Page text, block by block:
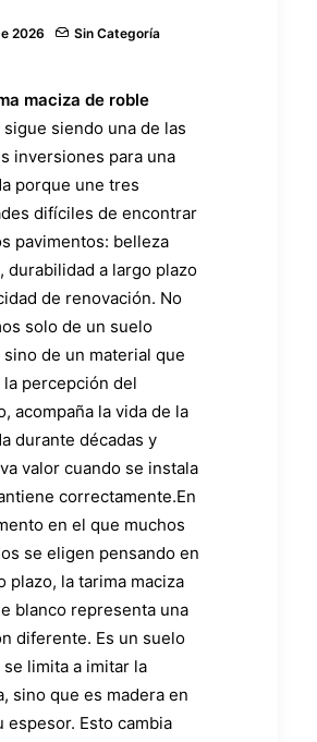
2026 Sin Categoría
maciza de roble
sigue siendo una de las
inversiones para una
porque une tres
difíciles de encontrar
pavimentos: belleza
durabilidad a largo plazo
de renovación. No
solo de un suelo
de un material que
la percepción del
acompaña la vida de la
durante décadas y
valor cuando se instala
correctamente.En
en el que muchos
se eligen pensando en
plazo, la tarima maciza
blanco representa una
diferente. Es un suelo
limita a imitar la
sino que es madera en
espesor. Esto cambia